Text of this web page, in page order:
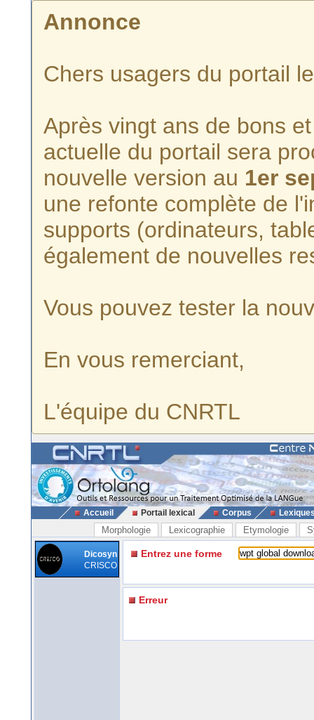
Annonce
Chers usagers du portail
Après vingt ans de bons
actuelle du portail sera
nouvelle version au 1er
une refonte complète de
supports (ordinateurs,
également de nouvelles
Vous pouvez tester la
En vous remerciant,
L'équipe du CNRTL
Accueil Portail lexical Corpus
Morphologie Lexicographie Etymologie
Dicosyn
CRISCO
Entrez une forme
Erreur